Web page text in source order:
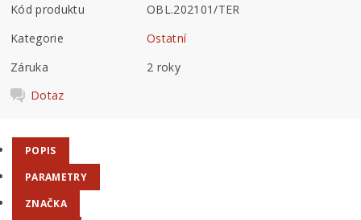
Kód produktu
OBL.202101/TER
Kategorie
Ostatní
Záruka
2 roky
Dotaz
POPIS
PARAMETRY
ZNAČKA